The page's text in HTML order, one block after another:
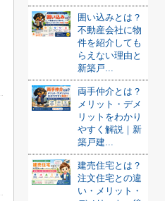
囲い込みとは？
不動産会社に物
件を紹介しても
らえない理由と
新築戸...
両手仲介とは？
メリット・デメ
リットをわかり
やすく解説｜新
築戸建...
建売住宅とは？
注文住宅との違
い・メリット・